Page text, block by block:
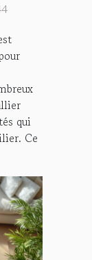
qui
Ce